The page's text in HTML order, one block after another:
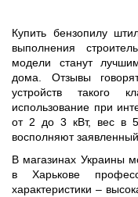
Купить бензопилу
выполнения
модели станут
дома. Отзывы
устройств такого
использование при
от 2 до 3 кВт, вес в
восполняют заявленный
В магазинах Украины
в Харькове
характеристики –